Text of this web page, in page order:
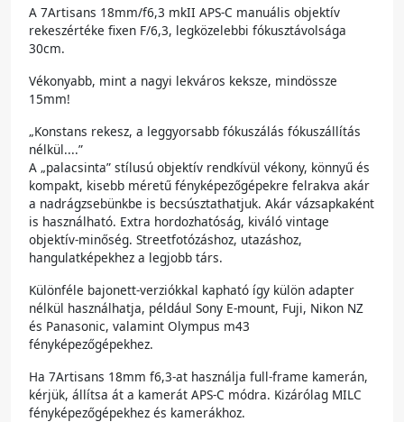
A 7Artisans 18mm/f6,3 mkII APS-C manuális objektív
rekeszértéke fixen F/6,3, legközelebbi fókusztávolsága
30cm.
Vékonyabb, mint a nagyi lekváros keksze, mindössze
15mm!
„Konstans rekesz, a leggyorsabb fókuszálás fókuszállítás
nélkül....”
A „palacsinta” stílusú objektív rendkívül vékony, könnyű és
kompakt, kisebb méretű fényképezőgépekre felrakva akár
a nadrágzsebünkbe is becsúsztathatjuk. Akár vázsapkaként
is használható. Extra hordozhatóság, kiváló vintage
objektív-minőség. Streetfotózáshoz, utazáshoz,
hangulatképekhez a legjobb társ.
Különféle bajonett-verziókkal kapható így külön adapter
nélkül használhatja, például Sony E-mount, Fuji, Nikon NZ
és Panasonic, valamint Olympus m43
fényképezőgépekhez.
Ha 7Artisans 18mm f6,3-at használja full-frame kamerán,
kérjük, állítsa át a kamerát APS-C módra. Kizárólag MILC
fényképezőgépekhez és kamerákhoz.